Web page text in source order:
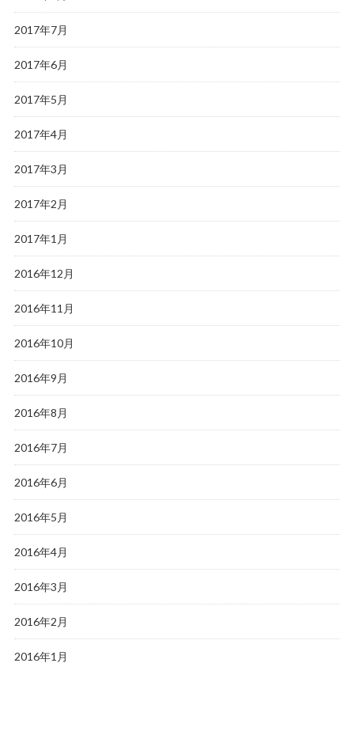
2017年7月
2017年6月
2017年5月
2017年4月
2017年3月
2017年2月
2017年1月
2016年12月
2016年11月
2016年10月
2016年9月
2016年8月
2016年7月
2016年6月
2016年5月
2016年4月
2016年3月
2016年2月
2016年1月